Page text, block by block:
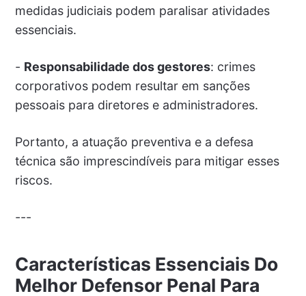
medidas judiciais podem paralisar atividades
essenciais.
- Responsabilidade dos gestores: crimes
corporativos podem resultar em sanções
pessoais para diretores e administradores.
Portanto, a atuação preventiva e a defesa
técnica são imprescindíveis para mitigar esses
riscos.
---
Características Essenciais Do
Melhor Defensor Penal Para